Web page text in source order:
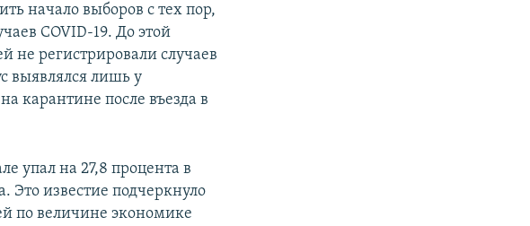
начало выборов с тех пор,
COVID-19. До этой
регистрировали случаев
выявлялся лишь у
карантине после въезда в
упал на 27,8 процента в
Это известие подчеркнуло
по величине экономике